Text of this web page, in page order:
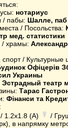
нотариус
/ пабы: Шалле, паб
/ Посольства:
мед. статистики
/ храмы:
спорт / Культурные
Офіцерів
Украины
Эстрадный
Тарас
Фінанси та
/ 1.2x1.8 (A)
/
в напрямку